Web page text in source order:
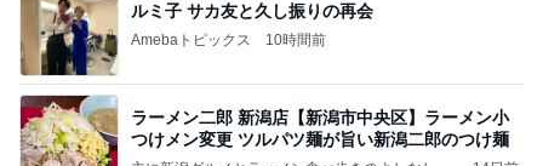
ルミ子 サカ友と久し振りの再会
Amebaトピックス 10時間前
ラーメン二郎 新潟店【新潟市中央区】ラーメン小
つけメン変更 ツルパツ麺が旨い新潟二郎のつけ麺